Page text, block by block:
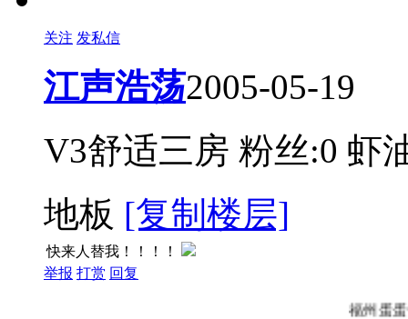
关注 发私信
江声浩荡2005-05-19
V3舒适三房 粉丝:0 虾
地板 [复制楼层]
快来人替我！！！！
举报 打赏 回复
福州